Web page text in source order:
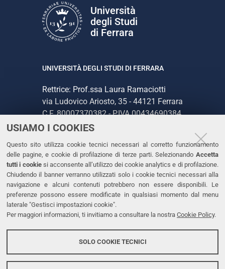
USIAMO I COOKIES
Questo sito utilizza cookie tecnici necessari al corretto funzionamento
delle pagine, e cookie di profilazione di terze parti. Selezionando Accetta
tutti i cookiesi acconsente all’utilizzo dei cookie analytics e di profilazione.
Chiudendo il banner verranno utilizzati solo i cookie tecnici necessari alla
navigazione e alcuni contenuti potrebbero non essere disponibili. Le
preferenze possono essere modificate in qualsiasi momento dal menu
laterale "Gestisci impostazioni cookie".
Per maggiori informazioni, ti invitiamo a consultare la nostra Cookie Policy.
SOLO COOKIE TECNICI
Università
degli Studi
di Ferrara
UNIVERSITÀ DEGLI STUDI DI FERRARA
Rettrice: Prof.ssa Laura Ramaciotti
via Ludovico Ariosto, 35 - 44121 Ferrara
C.F. 80007370382 - P.IVA 00434690384
CONTATTI
Tel. +39 0532 293111
Fax. +39 0532 293031
PEC
LINKS
Accessibilità
Protezione dati personali